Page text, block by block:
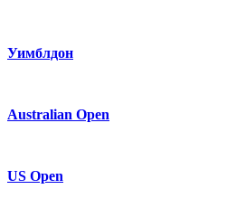
Уимблдон
Australian Open
US Open